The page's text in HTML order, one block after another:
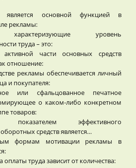
является основной функцией в
рекламы:
характеризующие уровень
труда – это:
части основных средств
отношение:
рекламы обеспечивается личный
и покупателя:
или сфальцованное печатное
о каком-либо конкретном
товаров:
показателем эффективного
средств является…
формам мотивации рекламы в
труда зависит от количества: